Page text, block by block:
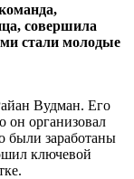
совершила
стали молодые
Вудман. Его
он организовал
были заработаны
ключевой